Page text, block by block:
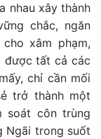
nhau xây thành
chắc, ngăn
xâm phạm,
được tất cả các
chỉ cần mối
trở thành một
soát côn trùng
Ngãi trong suốt